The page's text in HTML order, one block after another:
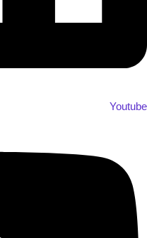
Youtube